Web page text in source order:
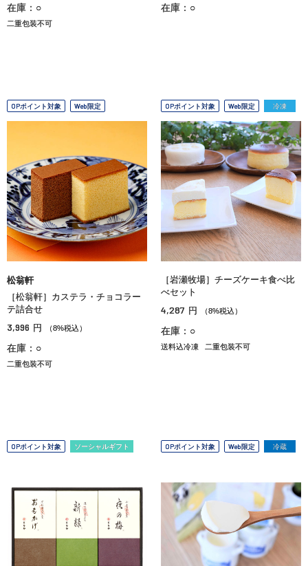
在庫：○
二重包装不可
在庫：○
OPポイント対象 Web限定
松翁軒
［松翁軒］カステラ・チョコラー
テ詰合せ
3,996 円 （8%税込）
在庫：○
二重包装不可
OPポイント対象 Web限定 冷凍
［岩瀬牧場］チーズケーキ食べ比
べセット
4,287 円 （8%税込）
在庫：○
送料込冷凍 二重包装不可
OPポイント対象 ソーシャルギフト OPポイント対象 Web限定 冷蔵